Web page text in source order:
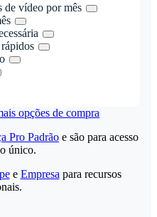
vídeo por mês
opções de compra
Pro Padrão e são para acesso
único.
e Empresa para recursos